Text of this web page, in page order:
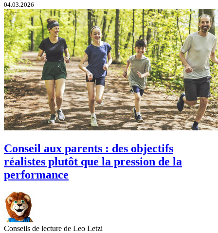
04.03.2026
Conseil aux parents : des objectifs
réalistes plutôt que la pression de la
performance
Conseils de lecture de Leo Letzi